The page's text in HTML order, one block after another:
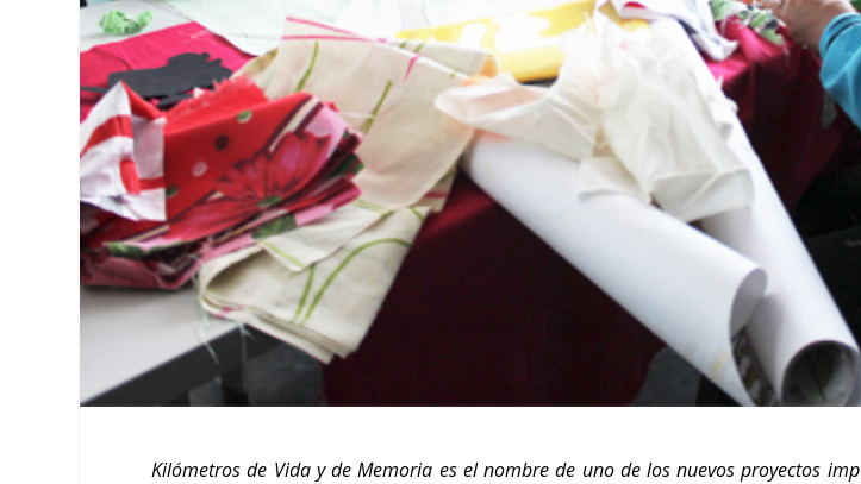
Kilómetros de Vida y de Memoria es el nombre de uno de los nuevos proyectos